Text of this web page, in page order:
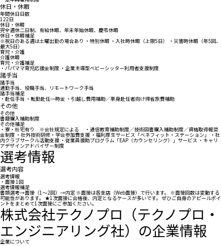
休日・休暇
年間休日日数
122日
休日・休暇
完全週休二日制、有給休暇、年末年始休暇、慶弔休暇
休日・休暇補足
※祝日のある週は土曜出勤の場合あり ・特別休暇 ・入社時休暇（上限5日） ・災害時休暇（年5回、
最大5日）
育児・介護
介護休暇
育児・介護補足
・パパママ育児応援金制度 ・企業主導型ベビーシッター利用者支援制度
諸手当
諸手当
通勤手当、役職手当、リモートワーク手当
諸手当補足
・赴任手当 ・転勤赴任一時金 ・引越し費用補助／単身赴任者向け帰省旅費補助
その他
その他
書籍購入補助制度
その他補足
・寮・社宅有り ※会社規定による ・通信教育補助制度／技術図書購入補助制度／資格取得報奨
金制度 ・社外技術研修・学会参加費支援 ・福利厚生サービス「ベネフィット・ステーション」 ・社
内クラブサークル活動支援 ・従業員援助プログラム「EAP（カウンセリング）」サービス ・キャリ
アデザインアドバイザー制度
選考情報
選考内容
選考情報
・面接 1回
選考情報補足
書類選考→面接（1～2回）→内定 ※面接は各支店（Web面接）で行います。 ※面接回数は変動する
可能性があります。 ★1次面接に合格後、内定となるケースが多いです。 ぜひご自身のアピールポイ
ントをまとめて1次面接にご参加ください。
株式会社テクノプロ（テクノプロ・
エンジニアリング社）の企業情報
企業について